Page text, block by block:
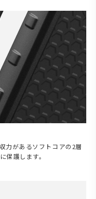
力があるソフトコアの2層
保護します。